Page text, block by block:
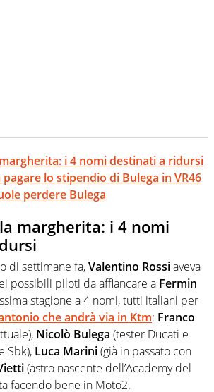
i 4 nomi destinati a ridursi
lo stipendio di Bulega in VR46
perdere Bulega
margherita: i 4 nomi
di settimane fa,Valentino Rossiaveva
possibili piloti da affiancare a Fermin
stagione a 4 nomi, tutti italiani per
che andrà via in Ktm: Franco
Nicolò Bulega (tester Ducati e
Sbk), Luca Marini(già in passato con
(astro nascente dell’Academy del
facendo bene in Moto2.